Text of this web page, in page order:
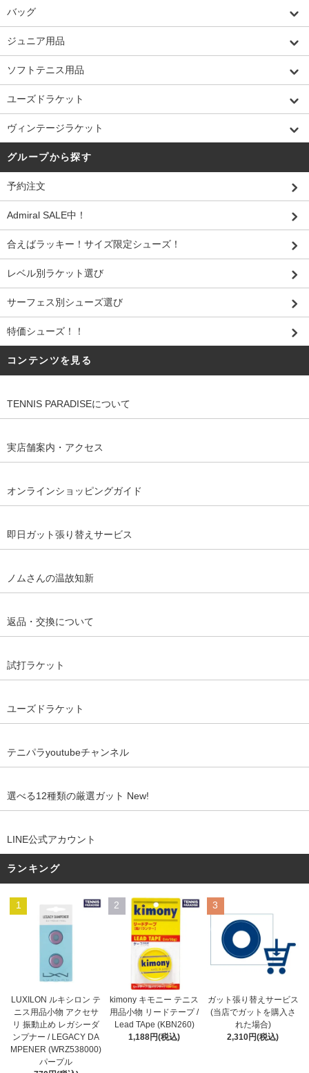
バッグ
ジュニア用品
ソフトテニス用品
ユーズドラケット
ヴィンテージラケット
グループから探す
予約注文
Admiral SALE中！
合えばラッキー！サイズ限定シューズ！
レベル別ラケット選び
サーフェス別シューズ選び
特価シューズ！！
コンテンツを見る
TENNIS PARADISEについて
実店舗案内・アクセス
オンラインショッピングガイド
即日ガット張り替えサービス
ノムさんの温故知新
返品・交換について
試打ラケット
ユーズドラケット
テニパラyoutubeチャンネル
選べる12種類の厳選ガット New!
LINE公式アカウント
ランキング
1
LUXILON ルキシロン テ
ニス用品小物 アクセサ
リ 振動止め レガシーダ
ンプナー / LEGACY DA
MPENER (WRZ538000)
パープル
2
kimony キモニー テニス
用品小物 リードテープ /
Lead TApe (KBN260)
1,188円(税込)
3
ガット張り替えサービス
(当店でガットを購入さ
れた場合)
2,310円(税込)